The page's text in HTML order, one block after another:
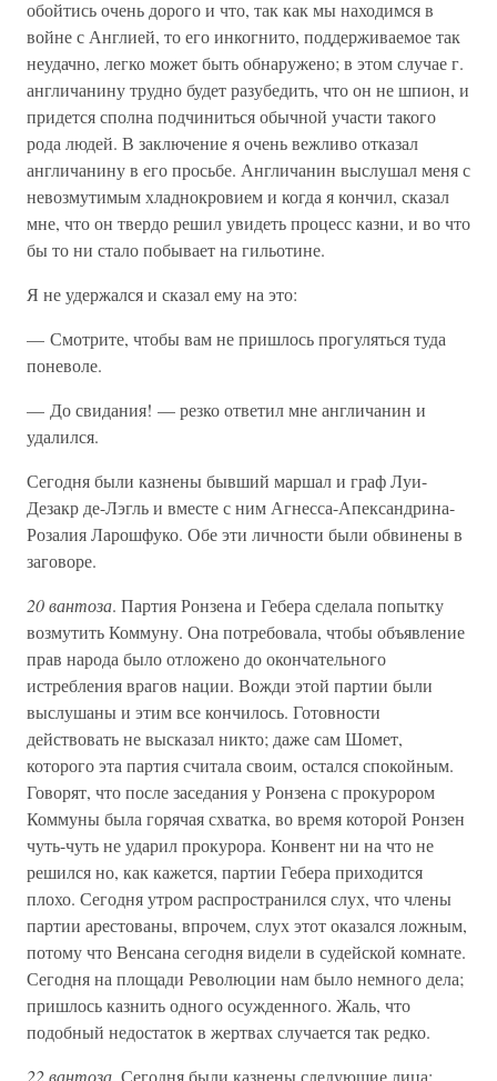
обойтись очень дорого и что, так как мы находимся в
войне с Англией, то его инкогнито, поддерживаемое так
неудачно, легко может быть обнаружено; в этом случае г.
англичанину трудно будет разубедить, что он не шпион, и
придется сполна подчиниться обычной участи такого
рода людей. В заключение я очень вежливо отказал
англичанину в его просьбе. Англичанин выслушал меня с
невозмутимым хладнокровием и когда я кончил, сказал
мне, что он твердо решил увидеть процесс казни, и во что
бы то ни стало побывает на гильотине.
Я не удержался и сказал ему на это:
— Смотрите, чтобы вам не пришлось прогуляться туда
поневоле.
— До свидания! — резко ответил мне англичанин и
удалился.
Сегодня были казнены бывший маршал и граф Луи-
Дезакр де-Лэгль и вместе с ним Агнесса-Апександрина-
Розалия Ларошфуко. Обе эти личности были обвинены в
заговоре.
20 вантоза. Партия Ронзена и Гебера сделала попытку
возмутить Коммуну. Она потребовала, чтобы объявление
прав народа было отложено до окончательного
истребления врагов нации. Вожди этой партии были
выслушаны и этим все кончилось. Готовности
действовать не высказал никто; даже сам Шомет,
которого эта партия считала своим, остался спокойным.
Говорят, что после заседания у Ронзена с прокурором
Коммуны была горячая схватка, во время которой Ронзен
чуть-чуть не ударил прокурора. Конвент ни на что не
решился но, как кажется, партии Гебера приходится
плохо. Сегодня утром распространился слух, что члены
партии арестованы, впрочем, слух этот оказался ложным,
потому что Венсана сегодня видели в судейской комнате.
Сегодня на площади Революции нам было немного дела;
пришлось казнить одного осужденного. Жаль, что
подобный недостаток в жертвах случается так редко.
22 вантоза. Сегодня были казнены следующие лица: